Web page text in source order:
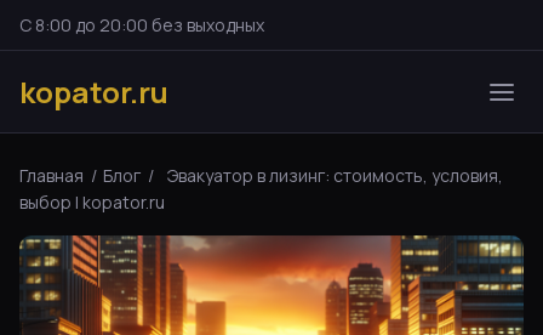
С 8:00 до 20:00 без выходных
kopator.ru
Главная / Блог / Эвакуатор в лизинг: стоимость, условия,
выбор | kopator.ru